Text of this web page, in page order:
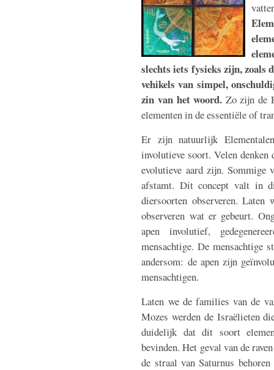
slechts iets fysieks zijn, zoals
vehikels van simpel,
zin van het woord. Zo zijn de
elementen in de essentiële of
Er zijn natuurlijk
involutieve soort. Velen denken
evolutieve aard zijn. Sommige
afstamt. Dit concept valt in
diersoorten observeren.
observeren wat er gebeurt.
apen involutief,
mensachtige. De mensachtige
andersom: de apen zijn
mensachtigen.
Laten we de families van de
Mozes werden de Israëlieten
duidelijk dat dit soort
bevinden. Het geval van de
de straal van Saturnus